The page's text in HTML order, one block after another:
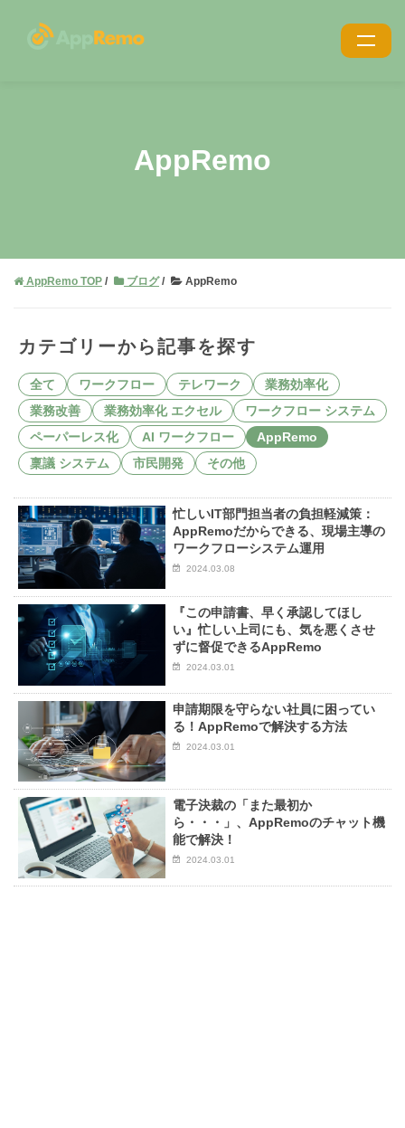
お役立ち資料
お知らせ
セミナー
製品紹介デモ
AppRemo
AppRemo TOP ブログ AppRemo
カテゴリーから記事を探す
全て ワークフロー テレワーク
業務効率化
業務改善
業務効率化 エクセル
ワークフロー システム
ペーパーレス化
AI ワークフロー
AppRemo
稟議 システム
市民開発 その他
忙しいIT部門担当者の負担軽減策：
AppRemoだからできる、現場主導の
ワークフローシステム運用
2024.03.08
『この申請書、早く承認してほし
い』忙しい上司にも、気を悪くさせ
ずに督促できるAppRemo
2024.03.01
申請期限を守らない社員に困ってい
る！AppRemoで解決する方法
2024.03.01
電子決裁の「また最初か
ら・・・」、AppRemoのチャット機
能で解決！
2024.03.01